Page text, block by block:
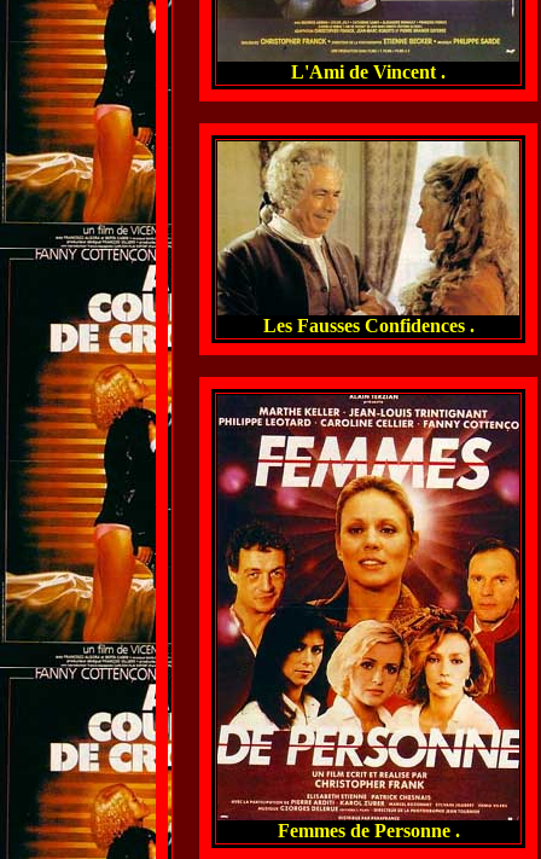
L'Ami de Vincent .
Les Fausses Confidences .
Femmes de Personne .